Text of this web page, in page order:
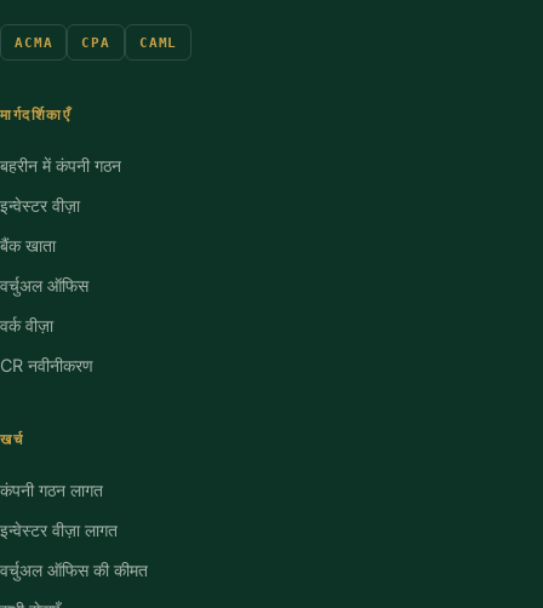
ACMA CPA CAML
मार्गदर्शिकाएँ
बहरीन में कंपनी गठन
इन्वेस्टर वीज़ा
बैंक खाता
वर्चुअल ऑफिस
वर्क वीज़ा
CR नवीनीकरण
खर्च
कंपनी गठन लागत
इन्वेस्टर वीज़ा लागत
वर्चुअल ऑफिस की कीमत